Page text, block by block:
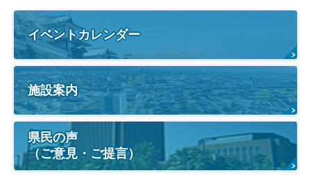
イベントカレンダー
施設案内
県民の声
（ご意見・ご提言）